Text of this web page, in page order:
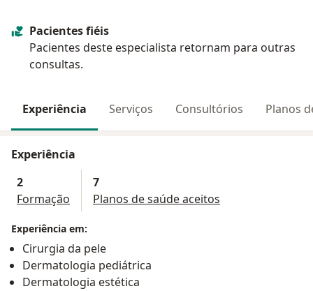
Pacientes fiéis
Pacientes deste especialista retornam para outras
consultas.
Experiência Serviços Consultórios Planos
Experiência
2
Formação
7
Planos de saúde aceitos
Experiência em:
Cirurgia da pele
Dermatologia pediátrica
Dermatologia estética